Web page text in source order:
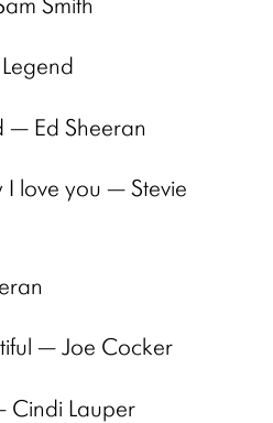
Smith
— Ed Sheeran
I love you — Stevie
— Joe Cocker
Cindi Lauper